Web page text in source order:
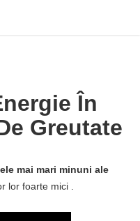
În
Greutate
mai mari minuni ale
lor foarte mici .